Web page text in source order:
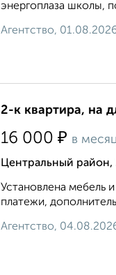
энергоплаза школы,
Агентство,
2-к квартира, на
16 000 ₽ в
Центральный район,
Установлена мебель
платежи,
Агентство,